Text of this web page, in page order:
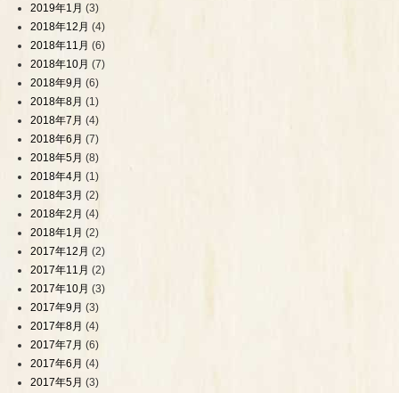
2019年1月 (3)
2018年12月 (4)
2018年11月 (6)
2018年10月 (7)
2018年9月 (6)
2018年8月 (1)
2018年7月 (4)
2018年6月 (7)
2018年5月 (8)
2018年4月 (1)
2018年3月 (2)
2018年2月 (4)
2018年1月 (2)
2017年12月 (2)
2017年11月 (2)
2017年10月 (3)
2017年9月 (3)
2017年8月 (4)
2017年7月 (6)
2017年6月 (4)
2017年5月 (3)